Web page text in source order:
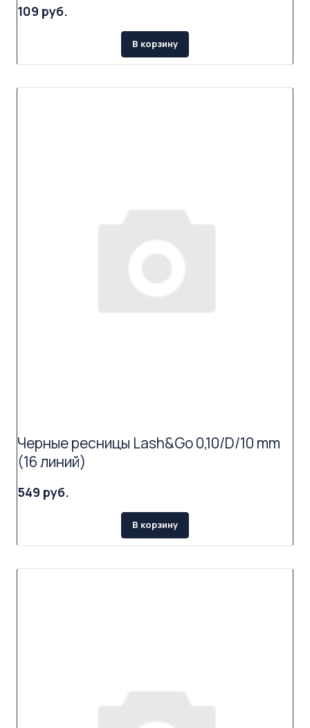
109 руб.
В корзину
Черные ресницы Lash&Go 0,10/D/10 mm
(16 линий)
549 руб.
В корзину